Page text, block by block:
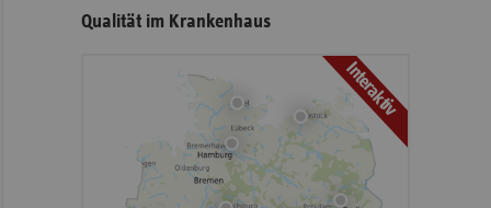
Qualität im Krankenhaus
Interaktiv